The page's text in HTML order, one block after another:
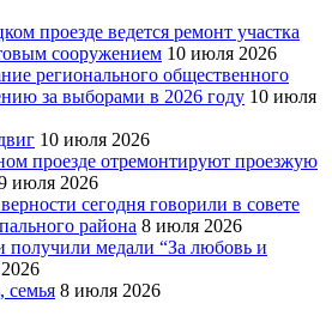
проезде ведется ремонт участка
сооружением 10 июля 2026
регионального общественного
за выборами в 2026 году 10 июля
10 июля 2026
проезде отремонтируют проезжую
июля 2026
сегодня говорили в совете
района 8 июля 2026
получили медали “За любовь и
семья 8 июля 2026